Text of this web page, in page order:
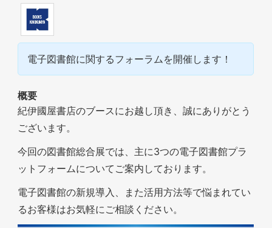
電子図書館に関するフォーラムを開催します！
概要
紀伊國屋書店のブースにお越し頂き、誠にありがとう
ございます。
今回の図書館総合展では、主に3つの電子図書館プラ
ットフォームについてご案内しております。
電子図書館の新規導入、また活用方法等で悩まれてい
るお客様はお気軽にご相談ください。